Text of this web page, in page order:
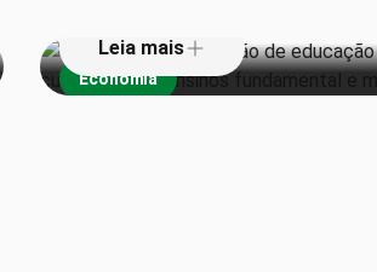
Economia
Leia mais